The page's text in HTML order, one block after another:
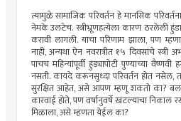
त्यामुळे सामाजिक परिवर्तन हे मानसिक
नेमके उलटेच. स्त्रीभ्रूणहत्येला कारण ठरलेली
करावी लागली. याचा परिणाम झाला, पण
नाही, अन्यथा ऐन नवरात्रीत १५ दिवसांचे
पाचच महिन्यांपूर्वी हुंड्यापोटी पुण्याच्या
नसती. कायदे करूनसुध्दा परिवर्तन होत नसेल,
सुरक्षित आहेत, असे आपण म्हणू शकतो का?
कारवाई होते, पण वर्षानुवर्षे खटल्याचा निकाल
मिळाला, असे म्हणता येईल का?